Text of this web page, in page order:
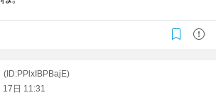
(ID:PPlxIBPBajE)
日 11:31